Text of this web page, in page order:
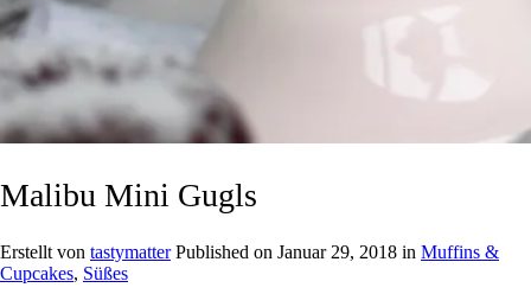
Malibu Mini Gugls
Erstellt von tastymatter Published on Januar 29, 2018 in Muffins &
Cupcakes, Süßes